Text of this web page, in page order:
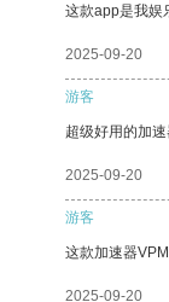
这款app是我娱
2025-09-20
游客
超级好用的加
2025-09-20
游客
这款加速器
2025-09-20